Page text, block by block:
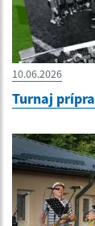
10.06.2026
Turnaj